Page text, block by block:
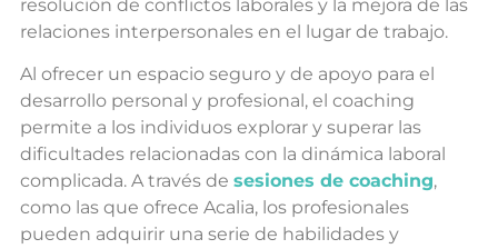
resolución de conflictos laborales y la mejora de las
relaciones interpersonales en el lugar de trabajo.
Al ofrecer un espacio seguro y de apoyo para el
desarrollo personal y profesional, el coaching
permite a los individuos explorar y superar las
dificultades relacionadas con la dinámica laboral
complicada. A través de sesiones de coaching,
como las que ofrece Acalia, los profesionales
pueden adquirir una serie de habilidades y